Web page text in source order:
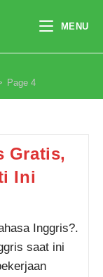
MENU
Page 4
Gratis,
Ini
Inggris?.
saat ini